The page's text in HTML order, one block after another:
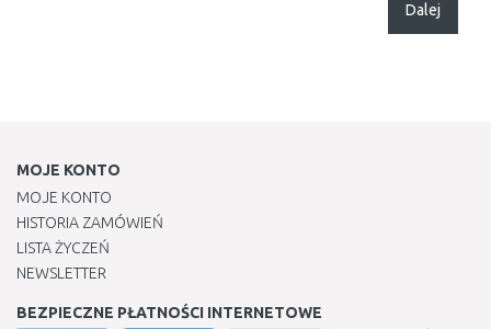
Dalej
MOJE KONTO
MOJE KONTO
HISTORIA ZAMÓWIEŃ
LISTA ŻYCZEŃ
NEWSLETTER
BEZPIECZNE PŁATNOŚCI INTERNETOWE